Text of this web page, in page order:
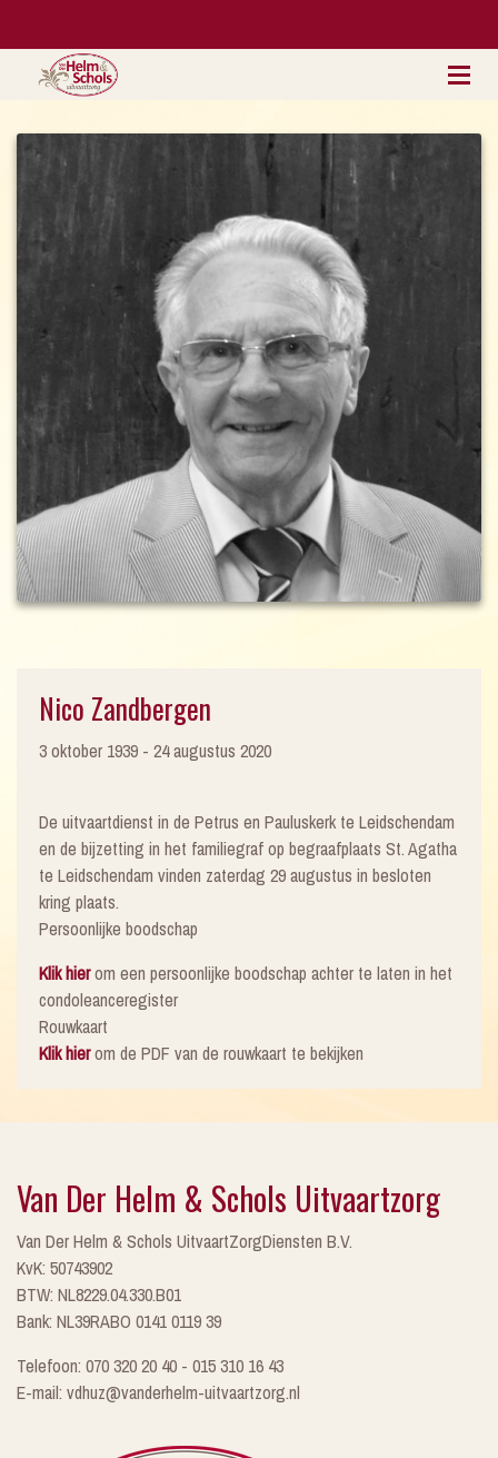
Nico Zandbergen
3 oktober 1939 - 24 augustus 2020
De uitvaartdienst in de Petrus en Pauluskerk te Leidschendam
en de bijzetting in het familiegraf op begraafplaats St. Agatha
te Leidschendam vinden zaterdag 29 augustus in besloten
kring plaats.
Persoonlijke boodschap
Klik hierom een persoonlijke boodschap achter te laten in het
condoleanceregister
Rouwkaart
Klik hierom de PDF van de rouwkaart te bekijken
Van Der Helm & Schols Uitvaartzorg
Van Der Helm & Schols UitvaartZorgDiensten B.V.
KvK: 50743902
BTW: NL8229.04.330.B01
Bank: NL39RABO 0141 0119 39
Telefoon: 070 320 20 40 - 015 310 16 43
E-mail: vdhuz@vanderhelm-uitvaartzorg.nl